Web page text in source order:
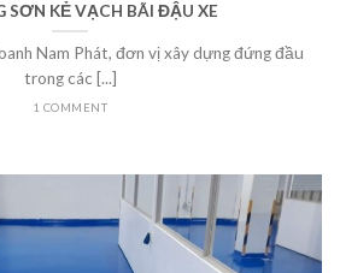
SƠN KẺ VẠCH BÃI ĐẬU XE
Nam Phát, đơn vị xây dựng đứng đầu
trong các [...]
1 COMMENT